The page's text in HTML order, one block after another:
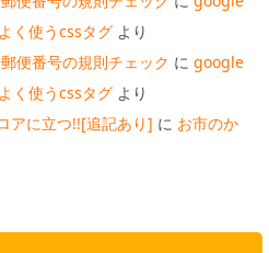
く使うcssタグ より
便番号の規則チェック に google
く使うcssタグ より
アに立つ!![追記あり] に お市のか